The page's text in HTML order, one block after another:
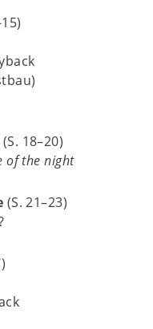
(S. 18–20)
of the night
(S. 21–23)